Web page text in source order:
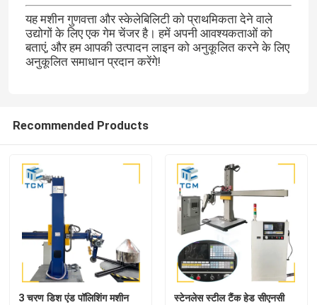
यह मशीन गुणवत्ता और स्केलेबिलिटी को प्राथमिकता देने वाले
उद्योगों के लिए एक गेम चेंजर है। हमें अपनी आवश्यकताओं को
बताएं, और हम आपकी उत्पादन लाइन को अनुकूलित करने के लिए
अनुकूलित समाधान प्रदान करेंगे!
Recommended Products
3 चरण डिश एंड पॉलिशिंग मशीन
स्टेनलेस स्टील टैंक हेड सीएनसी